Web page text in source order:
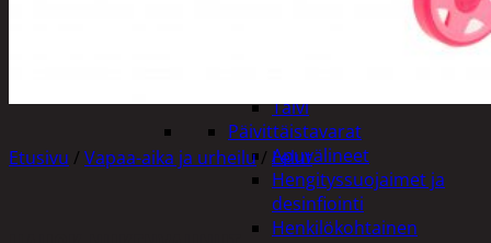
Joulutekstiilit
Talvi
Päivittäistavarat
Apuvälineet
Hengityssuojaimet ja
desinfiointi
Henkilökohtainen
Etusivu / Vapaa-aika ja urheilu / Lelut